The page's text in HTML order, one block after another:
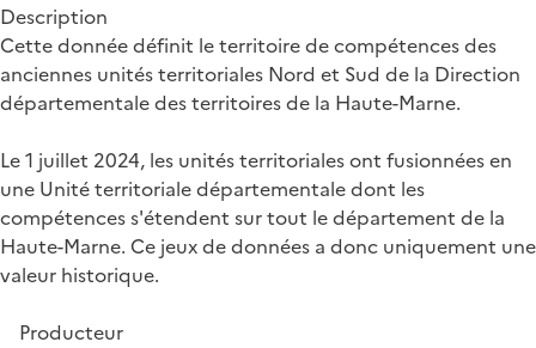
Description
Cette donnée définit le territoire de compétences des
anciennes unités territoriales Nord et Sud de la Direction
départementale des territoires de la Haute-Marne.
Le 1 juillet 2024, les unités territoriales ont fusionnées en
une Unité territoriale départementale dont les
compétences s'étendent sur tout le département de la
Haute-Marne. Ce jeux de données a donc uniquement une
valeur historique.
Producteur